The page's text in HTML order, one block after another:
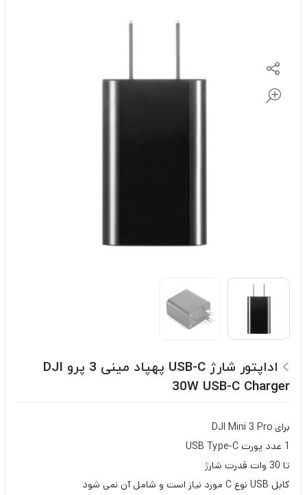
اداپتور شارژ USB-C پهپاد مینی 3 پرو DJI
30W USB-C Charger
برای DJI Mini 3 Pro
1 عدد پورت USB Type-C
تا 30 وات قدرت شارژ
کابل USB نوع C مورد نیاز است و شامل آن نمی شود